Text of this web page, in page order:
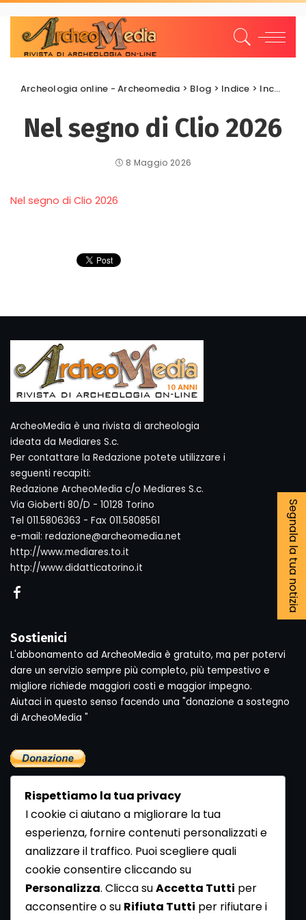
Archeologia online - Archeomedia > Blog > Indice > Incontri
Nel segno di Clio 2026
8 Maggio 2026
Nel segno di Clio 2026
Segnala la tua notizia
ArcheoMedia è una rivista di archeologia
ideata da Mediares S.c.
Per contattare la Redazione potete utilizzare i
seguenti recapiti:
Redazione ArcheoMedia c/o Mediares S.c.
Via Gioberti 80/D - 10128 Torino
Tel 011.5806363 - Fax 011.5808561
e-mail: redazione@archeomedia.net
http://www.mediares.to.it
http://www.didatticatorino.it
Sostienici
L'abbonamento ad ArcheoMedia è gratuito, ma per potervi
dare un servizio sempre più completo, più tempestivo e
migliore richiede maggiori costi e maggior impegno.
Aiutaci in questo senso facendo una "donazione a sostegno
di ArcheoMedia "
Newsletter
Se vuoi ricevere la Rivista gratuita di archeologia realizzata
dalla Redazione di ArcheoMedia iscriviti alla nostra
Newsletter [Clicca Qui]
Rispettiamo la tua privacy
I cookie ci aiutano a migliorare la tua
esperienza, fornire contenuti personalizzati e
analizzare il traffico. Puoi scegliere quali
cookie consentire cliccando su
Personalizza. Clicca suAccetta Tutti per
acconsentire o su Rifiuta Tutti per rifiutare i